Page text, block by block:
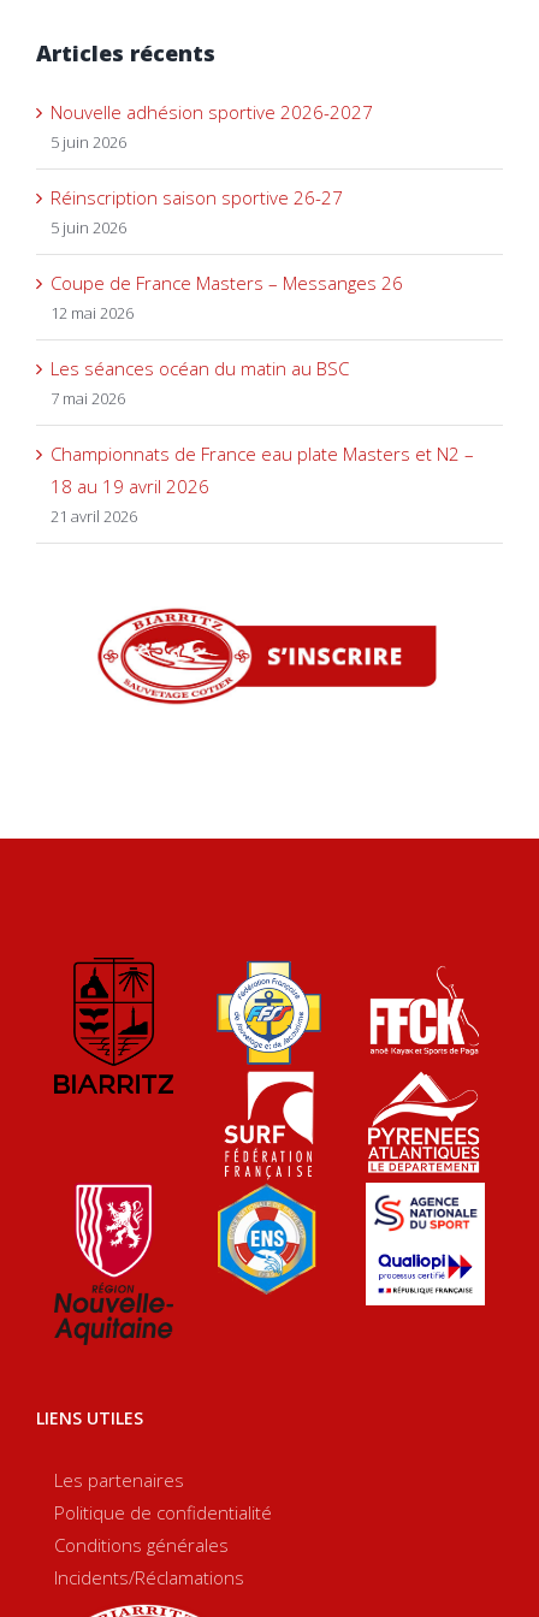
Articles récents
Nouvelle adhésion sportive 2026-2027
5 juin 2026
Réinscription saison sportive 26-27
5 juin 2026
Coupe de France Masters – Messanges 26
12 mai 2026
Les séances océan du matin au BSC
7 mai 2026
Championnats de France eau plate Masters et N2 –
18 au 19 avril 2026
21 avril 2026
LIENS UTILES
Les partenaires
Politique de confidentialité
Conditions générales
Incidents/Réclamations